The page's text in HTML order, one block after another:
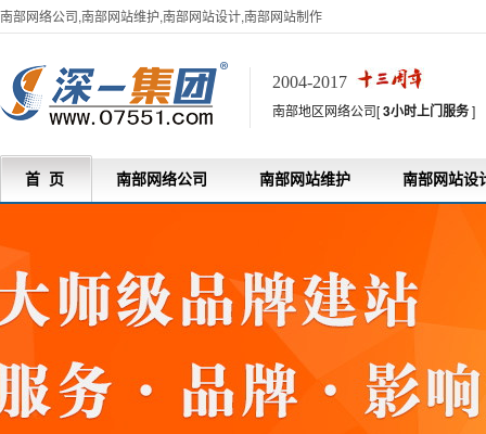
南部网络公司,南部网站维护,南部网站设计,南部网站制作
2004-2017
南部地区网络公司[3小时上门服务]
首 页 南部网络公司 南部网站维护 南部网站设